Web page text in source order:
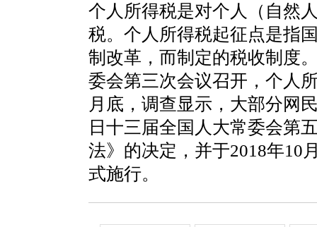
个人所得税是对个人（自然
税。个人所得税起征点是指
制改革，而制定的税收制度
委会第三次会议召开，个人
月底，调查显示，大部分网
日十三届全国人大常委会第
法》的决定，并于2018年10
式施行。